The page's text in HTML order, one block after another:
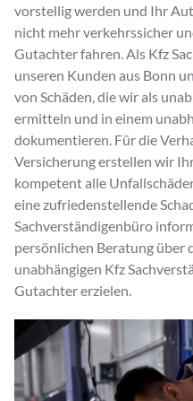
vorstellig werden und Ihr
nicht mehr verkehrssicher
Gutachter fahren. Als Kfz
unseren Kunden aus Bonn
von Schäden, die wir als
ermitteln und in einem
dokumentieren. Für die
Versicherung erstellen wir
kompetent alle
eine zufriedenstellende
Sachverständigenbüro
persönlichen Beratung über
unabhängigen Kfz
Gutachter erzielen.